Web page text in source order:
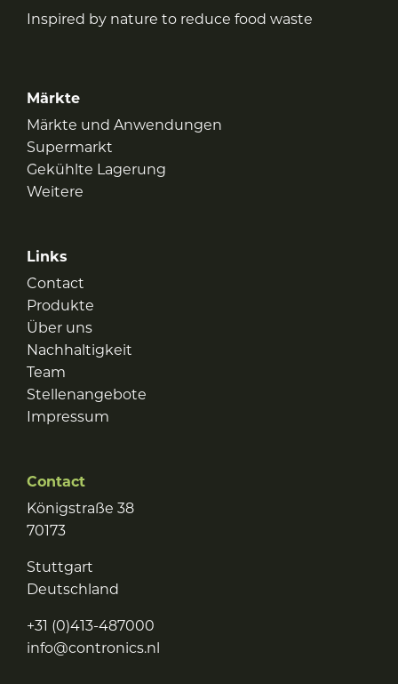
Inspired by nature to reduce food waste
Märkte
Märkte und Anwendungen
Supermarkt
Gekühlte Lagerung
Weitere
Links
Contact
Produkte
Über uns
Nachhaltigkeit
Team
Stellenangebote
Impressum
Contact
Königstraße 38
70173
Stuttgart
Deutschland
+31 (0)413-487000
info@contronics.nl